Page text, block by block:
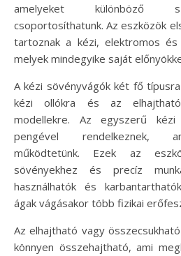
amelyeket különböző
csoportosíthatunk. Az eszközök
tartoznak a kézi, elektromos és
melyek mindegyike saját
A kézi sövényvágók két fő
kézi ollókra és az
modellekre. Az egyszerű
pengével rendelkeznek,
működtetünk. Ezek az
sövényekhez és precíz
használhatók és
ágak vágásakor több fizikai
Az elhajtható vagy
könnyen összehajtható, ami